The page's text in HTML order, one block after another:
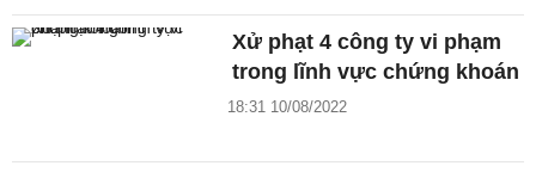
Xử phạt 4 công ty vi phạm
trong lĩnh vực chứng khoán
18:31 10/08/2022